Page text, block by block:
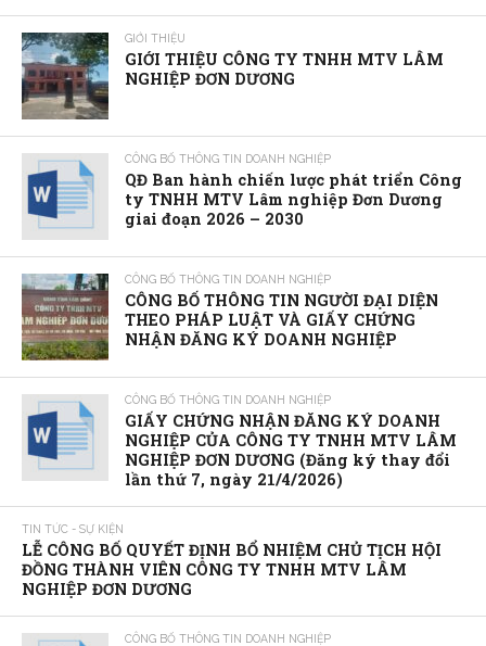
GIỚI THIỆU
GIỚI THIỆU CÔNG TY TNHH MTV LÂM
NGHIỆP ĐƠN DƯƠNG
CÔNG BỐ THÔNG TIN DOANH NGHIỆP
QĐ Ban hành chiến lược phát triển Công
ty TNHH MTV Lâm nghiệp Đơn Dương
giai đoạn 2026 – 2030
CÔNG BỐ THÔNG TIN DOANH NGHIỆP
CÔNG BỐ THÔNG TIN NGƯỜI ĐẠI DIỆN
THEO PHÁP LUẬT VÀ GIẤY CHỨNG
NHẬN ĐĂNG KÝ DOANH NGHIỆP
CÔNG BỐ THÔNG TIN DOANH NGHIỆP
GIẤY CHỨNG NHẬN ĐĂNG KÝ DOANH
NGHIỆP CỦA CÔNG TY TNHH MTV LÂM
NGHIỆP ĐƠN DƯƠNG (Đăng ký thay đổi
lần thứ 7, ngày 21/4/2026)
TIN TỨC - SỰ KIỆN
LỄ CÔNG BỐ QUYẾT ĐỊNH BỔ NHIỆM CHỦ TỊCH HỘI
ĐỒNG THÀNH VIÊN CÔNG TY TNHH MTV LÂM
NGHIỆP ĐƠN DƯƠNG
CÔNG BỐ THÔNG TIN DOANH NGHIỆP